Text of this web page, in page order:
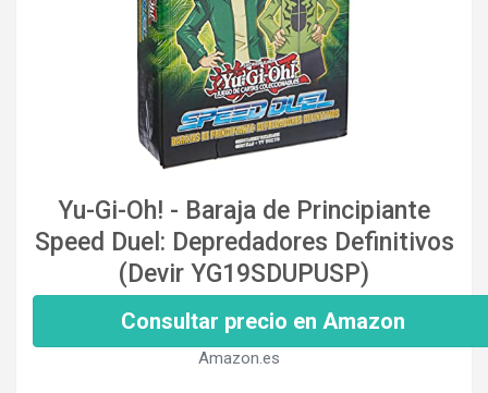
Yu-Gi-Oh! - Baraja de Principiante
Speed Duel: Depredadores Definitivos
(Devir YG19SDUPUSP)
Consultar precio en Amazon
Amazon.es